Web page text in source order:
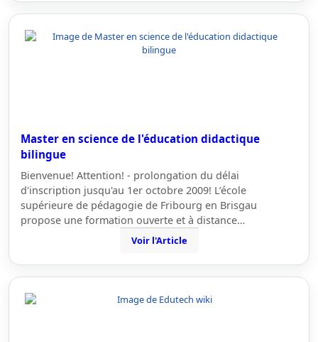
Master en science de l'éducation didactique
bilingue
Bienvenue! Attention! - prolongation du délai
d'inscription jusqu'au 1er octobre 2009! L’école
supérieure de pédagogie de Fribourg en Brisgau
propose une formation ouverte et à distance…
Voir l'Article